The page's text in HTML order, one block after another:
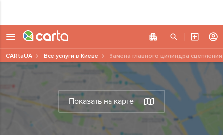
Показать на карте
CARtaUA Все услуги в Киеве Замена главного цилиндра сцепления